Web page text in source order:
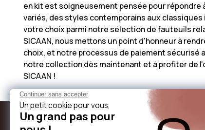
en kit est soigneusement pensée pour
variés, des styles contemporains aux
votre choix parmi notre sélection de fauteuils
SICAAN, nous mettons un point d'honneur à
choix, et notre processus de paiement sécurisé
notre collection dès maintenant et à profiter de
SICAAN !
À propos de sicaan Nos